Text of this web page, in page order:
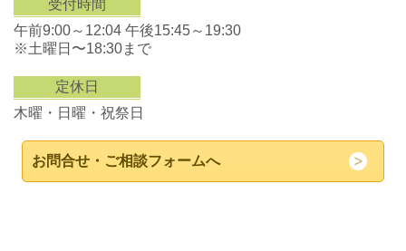
受付時間
午前9:00～12:04 午後15:45～19:30
※土曜日〜18:30まで
定休日
木曜・日曜・祝祭日
お問合せ・ご相談フォームへ